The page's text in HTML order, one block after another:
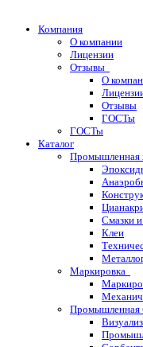
Компания
О компании
Лицензии
Отзывы
О
Отзывы
ГОСТы
ГОСТы
Каталог
Промышленная
Смазки
Клеи
Маркировка
Промышленная